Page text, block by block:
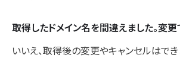
取得したドメイン名を間違えました。変更
いいえ、取得後の変更やキャンセルはでき